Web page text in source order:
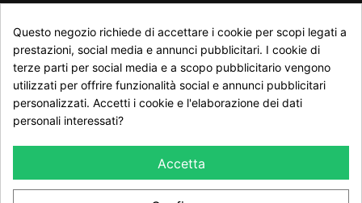
Traccia stato del recesso
NEWSLETTER
Questo negozio richiede di accettare i cookie per scopi legati a
prestazioni, social media e annunci pubblicitari. I cookie di
terze parti per social media e a scopo pubblicitario vengono
utilizzati per offrire funzionalità social e annunci pubblicitari
personalizzati. Accetti i cookie e l'elaborazione dei dati
personali interessati?
Accetta